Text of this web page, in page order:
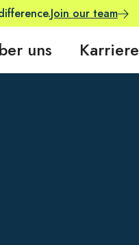
Join our team
uns Karriere